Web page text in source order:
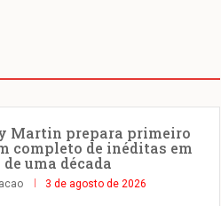
Martin prepara primeiro
completo de inéditas em
uma década
3 de agosto de 2026